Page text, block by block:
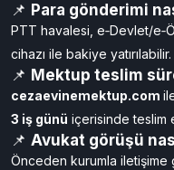
📌 Para gönderimi
PTT havalesi, e‑Devlet/
cihazı ile bakiye yatırılabilir.
📌 Mektup teslim
cezaevinemektup.com
3 iş günü içerisinde teslim
📌 Avukat görüşü
Önceden kurumla iletişime